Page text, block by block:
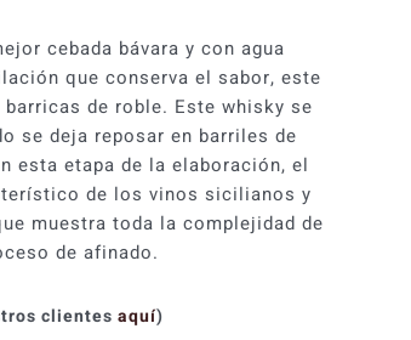
cebada bávara y con agua
que conserva el sabor, este
de roble. Este whisky se
se deja reposar en barriles de
esta etapa de la elaboración, el
de los vinos sicilianos y
muestra toda la complejidad de
de afinado.
clientes aquí)